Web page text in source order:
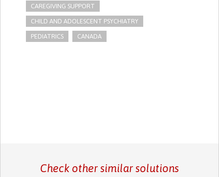
CAREGIVING SUPPORT
CHILD AND ADOLESCENT PSYCHIATRY
PEDIATRICS CANADA
Check other similar solutions